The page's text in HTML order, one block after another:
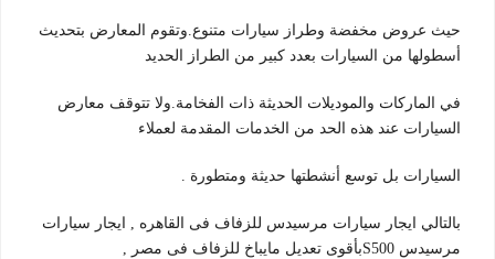
حيث عروض مخفضة وطراز سيارات متنوع.وتقوم المعارض بتحديث
أسطولها من السيارات بعدد كبير من الطراز الحديد
في الماركات والموديلات الحديثة ذات الفخامة.ولا تتوقف معارض
السيارات عند هذه الحد من الخدمات المقدمة لعملاء
السيارات بل توسع أنشطتها حديثة ومتطورة .
بالتالي ايجار سيارات مرسيدس للزفاف فى القاهره , ايجار سيارات
مرسيدس S500بأقوى تعديل مايباخ للزفاف فى مصر ,